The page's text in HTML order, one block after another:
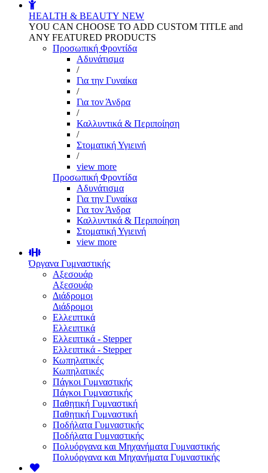
HEALTH & BEAUTY NEW
YOU CAN CHOOSE TO ADD CUSTOM TITLE and
ANY FEATURED PRODUCTS
Προσωπική Φροντίδα
Αδυνάτισμα
/
Για την Γυναίκα
/
Για τον Άνδρα
/
Καλλυντικά & Περιποίηση
/
Στοματική Υγιεινή
/
view more
Προσωπική Φροντίδα
Αδυνάτισμα
Για την Γυναίκα
Για τον Άνδρα
Καλλυντικά & Περιποίηση
Στοματική Υγιεινή
view more
Όργανα Γυμναστικής
Αξεσουάρ
Αξεσουάρ
Διάδρομοι
Διάδρομοι
Ελλειπτικά
Ελλειπτικά
Ελλειπτικά - Stepper
Ελλειπτικά - Stepper
Κωπηλατικές
Κωπηλατικές
Πάγκοι Γυμναστικής
Πάγκοι Γυμναστικής
Παθητική Γυμναστική
Παθητική Γυμναστική
Ποδήλατα Γυμναστικής
Ποδήλατα Γυμναστικής
Πολυόργανα και Μηχανήματα Γυμναστικής
Πολυόργανα και Μηχανήματα Γυμναστικής